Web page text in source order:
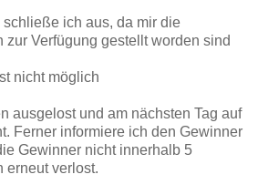
ich aus, da mir die
Verfügung gestellt worden sind
nicht möglich
ausgelost und am nächsten Tag auf
Ferner informiere ich den Gewinner
Gewinner nicht innerhalb 5
erneut verlost.